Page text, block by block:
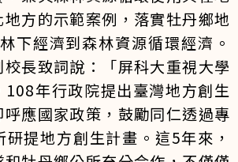
方的示範案例，落實牡丹鄉地
下經濟到森林資源循環經濟。
長致詞說：「屏科大重視大學
108年行政院提出臺灣地方創生
應國家政策，鼓勵同仁透過專
提地方創生計畫。這5年來，